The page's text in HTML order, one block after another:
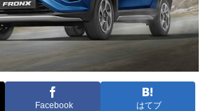
Facebook はてブ